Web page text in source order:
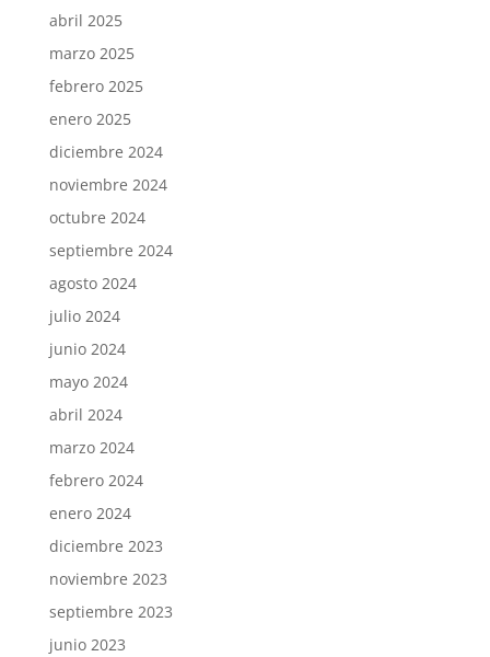
abril 2025
marzo 2025
febrero 2025
enero 2025
diciembre 2024
noviembre 2024
octubre 2024
septiembre 2024
agosto 2024
julio 2024
junio 2024
mayo 2024
abril 2024
marzo 2024
febrero 2024
enero 2024
diciembre 2023
noviembre 2023
septiembre 2023
junio 2023